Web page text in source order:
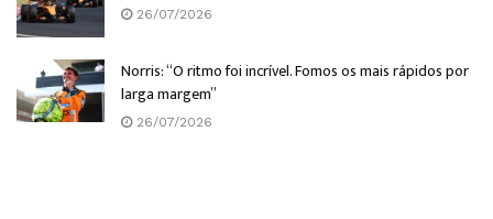
26/07/2026
Norris: “O ritmo foi incrível. Fomos os mais rápidos por
larga margem”
26/07/2026